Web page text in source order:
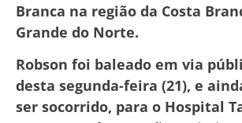
Branca na região da Costa
Grande do Norte.
Robson foi baleado em via
desta segunda-feira (21), e
ser socorrido, para o Hospital